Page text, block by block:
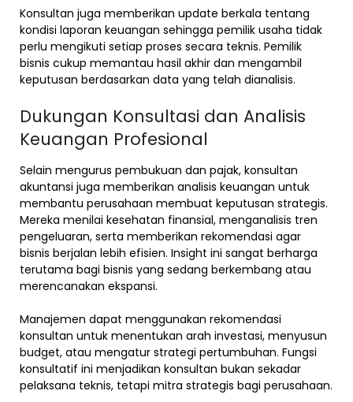
Konsultan juga memberikan update berkala tentang
kondisi laporan keuangan sehingga pemilik usaha tidak
perlu mengikuti setiap proses secara teknis. Pemilik
bisnis cukup memantau hasil akhir dan mengambil
keputusan berdasarkan data yang telah dianalisis.
Dukungan Konsultasi dan Analisis
Keuangan Profesional
Selain mengurus pembukuan dan pajak, konsultan
akuntansi juga memberikan analisis keuangan untuk
membantu perusahaan membuat keputusan strategis.
Mereka menilai kesehatan finansial, menganalisis tren
pengeluaran, serta memberikan rekomendasi agar
bisnis berjalan lebih efisien. Insight ini sangat berharga
terutama bagi bisnis yang sedang berkembang atau
merencanakan ekspansi.
Manajemen dapat menggunakan rekomendasi
konsultan untuk menentukan arah investasi, menyusun
budget, atau mengatur strategi pertumbuhan. Fungsi
konsultatif ini menjadikan konsultan bukan sekadar
pelaksana teknis, tetapi mitra strategis bagi perusahaan.